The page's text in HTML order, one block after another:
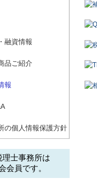
融資情報
品ご紹介
報
の個人情報保護方針
士事務所は
会員です。